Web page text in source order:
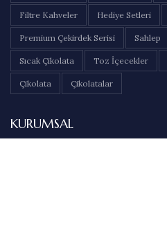
Filtre Kahveler Hediye Setleri
Premium Çekirdek Serisi Sahlep
Sıcak Çikolata Toz İçecekler
Çikolata Çikolatalar
KURUMSAL